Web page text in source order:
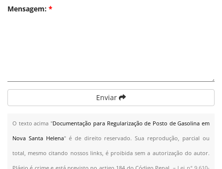
Mensagem: *
Enviar
O texto acima "Documentação para Regularização de Posto de Gasolina em
Nova Santa Helena" é de direito reservado. Sua reprodução, parcial ou
total, mesmo citando nossos links, é proibida sem a autorização do autor.